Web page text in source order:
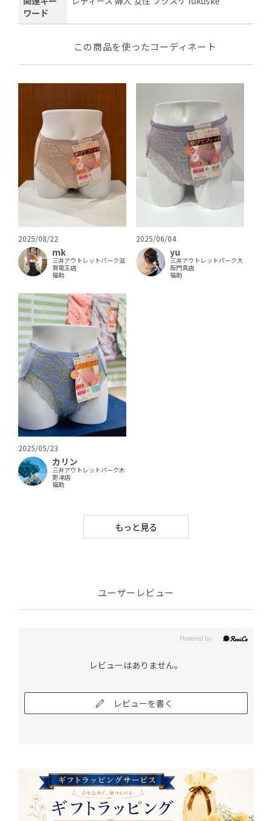
ワード
この商品を使ったコーディネート
2025/08/22
mk
三井アウトレットパーク滋
賀竜王店
福助
2025/06/04
yu
三井アウトレットパーク大
阪門真店
福助
2025/05/23
カリン
三井アウトレットパーク木
更津店
福助
もっと見る
ユーザーレビュー
レビューはありません。
レビューを書く